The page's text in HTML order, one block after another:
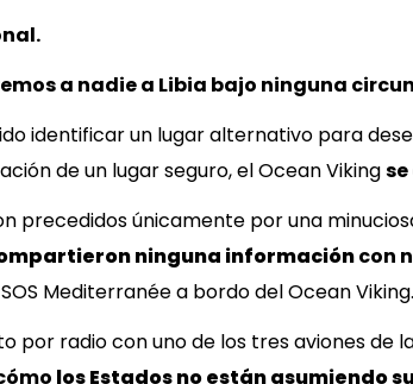
.
a nadie a Libia bajo ninguna
identificar un lugar alternativo para
de un lugar seguro, el Ocean Viking
precedidos únicamente por una
ninguna informacióncon
Mediterranée a bordo del Ocean Viking.
por radio con uno de los tres aviones de
los Estados no están asumiendo